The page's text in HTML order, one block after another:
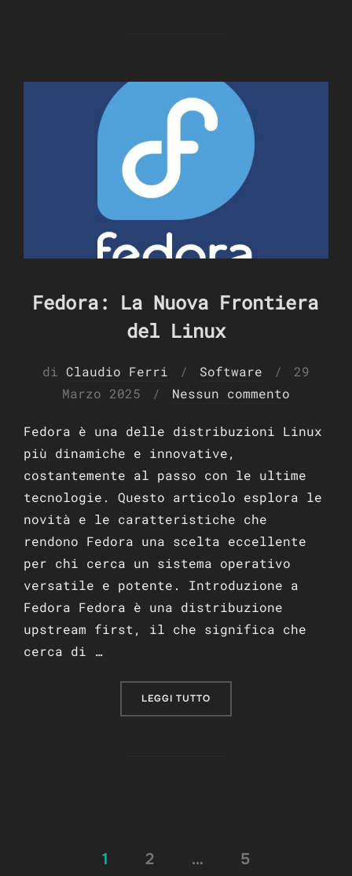
Fedora: La Nuova Frontiera
del Linux
di Claudio Ferri Software
29
Marzo 2025
Nessun commento
Fedora è una delle distribuzioni Linux
più dinamiche e innovative,
costantemente al passo con le ultime
tecnologie. Questo articolo esplora le
novità e le caratteristiche che
rendono Fedora una scelta eccellente
per chi cerca un sistema operativo
versatile e potente. Introduzione a
Fedora Fedora è una distribuzione
upstream first, il che significa che
cerca di …
LEGGI TUTTO
Paginazione
1 2 … 5